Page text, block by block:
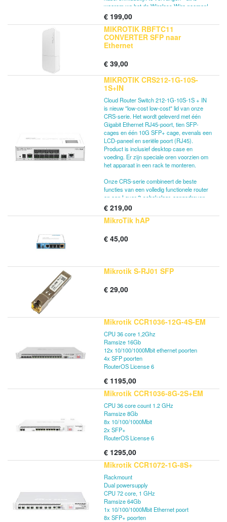
waarom we het de Wireless Wire noemen!
De Wireless Wire maakt veilige AES
gecodeerde 60 GHz draadloze verbinding
die niet wordt beïnvloed door het drukke
WiFi-spectrum en biedt een stabiele en
meter of meer. De doos bevat twee
gekoppeld, een wandmontageset, riemen
voor paalmontage en ook een paar
binnenshuis te gebruiken. De link werkt
zelfs door de meeste vensters, afhankelijk
van het materiaal.
€ 199,00
MIKROTIK RBFTC11
CONVERTER SFP naar
Ethernet
€ 39,00
MIKROTIK CRS212-1G-10S-
1S+IN
Cloud Router Switch 212-1G-10S-1S + IN
is nieuw "low-cost low-cost" lid van onze
CRS-serie. Het wordt geleverd met één
Gigabit Ethernet RJ45-poort, tien SFP-
cages en één 10G SFP+ cage, evenals een
LCD-paneel en seriële poort (RJ45).
Product is inclusief desktop case en
voeding. Er zijn speciale oren voorzien om
het apparaat in een rack te monteren.
Onze CRS-serie combineert de beste
functies van een volledig functionele router
en een Layer 3-schakelaar, aangedreven
door de bekende RouterOS. Alle specifieke
Switch-configuratieopties zijn beschikbaar
in een speciaal Switch-menu, maar als u
switchconfiguratie worden verwijderd en
€ 219,00
MikroTik hAP
€ 45,00
Mikrotik S-RJ01 SFP
€ 29,00
Mikrotik CCR1036-12G-4S-EM
CPU 36 core 1,2Ghz
Ramsize 16Gb
12x 10/100/1000Mbit ethernet poorten
4x SFP poorten
RouterOS License 6
€ 1195,00
Mikrotik CCR1036-8G-2S+EM
CPU 36 core count 1.2 GHz
Ramsize 8Gb
8x 10/100/1000Mbit
2x SFP+
RouterOS License 6
€ 1295,00
Mikrotik CCR1072-1G-8S+
Rackmount
Dual powersupply
CPU 72 core, 1 GHz
Ramsize 64Gb
1x 10/100/1000Mbit Ethernet poort
8x SFP+ poorten